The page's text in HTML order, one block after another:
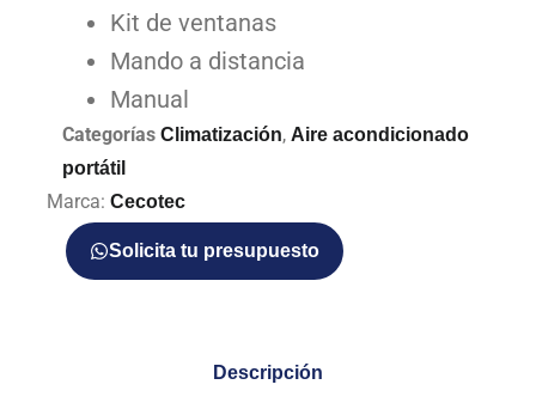
Kit de ventanas
Mando a distancia
Manual
Categorías Climatización, Aire acondicionado
portátil
Marca: Cecotec
Solicita tu presupuesto
Descripción